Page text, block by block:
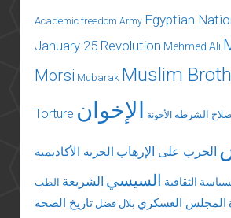
Academic freedom Army Egyptian
January 25 Revolution Mehmed Ali
Morsi Mubarak Muslim
Torture إصلاح الشرطة الأخونة الإخوان
الحرب على الإرهاب الحرية الأكاديمية
الثقافية السيسي الشريعة الطب
المجلس العسكري بلال فضل تاريخ الصحة